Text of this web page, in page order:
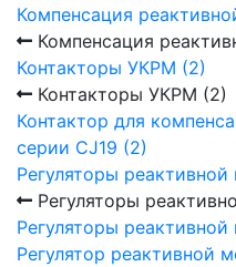
Компенсация
Компенсация
Контакторы УКРМ (2)
Контакторы УКРМ (2)
Контактор для
серии CJ19 (2)
Регуляторы
Регуляторы
Регуляторы
Регулятор реактивной